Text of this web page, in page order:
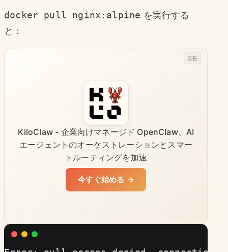
docker pull nginx:alpine を実行する
と：
KiloClaw - 企業向けマネージド OpenClaw、AI
エージェントのオーケストレーションとスマー
トルーティングを加速
今すぐ始める →
広告